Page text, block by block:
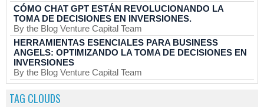
CÓMO CHAT GPT ESTÁN REVOLUCIONANDO LA
TOMA DE DECISIONES EN INVERSIONES.
By the Blog Venture Capital Team
HERRAMIENTAS ESENCIALES PARA BUSINESS
ANGELS: OPTIMIZANDO LA TOMA DE DECISIONES EN
INVERSIONES
By the Blog Venture Capital Team
TAG CLOUDS